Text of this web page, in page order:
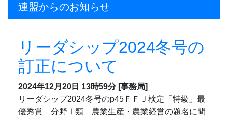
連盟からのお知らせ
リーダシップ2024冬号の
訂正について
2024年12月20日 13時59分 [事務局]
リーダシップ2024冬号のp45ＦＦＪ検定「特級」最
優秀賞 分野Ⅰ類 農業生産・農業経営の題名に間